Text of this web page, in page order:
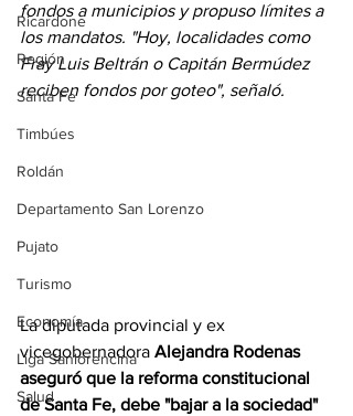
Ricardone
Región
Santa Fe
Timbúes
Roldán
Departamento San Lorenzo
Pujato
Turismo
Economía
Liga Sanlorencina
Salud
fondos a municipios y propuso límites a
los mandatos. "Hoy, localidades como
Fray Luis Beltrán o Capitán Bermúdez
reciben fondos por goteo", señaló.
La diputada provincial y ex
vicegobernadora Alejandra Rodenas
aseguró que la reforma constitucional
de Santa Fe, debe "bajar a la sociedad"